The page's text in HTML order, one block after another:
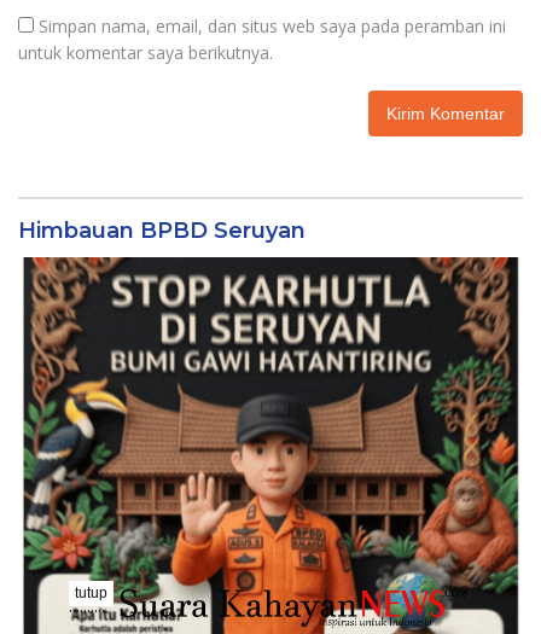
Simpan nama, email, dan situs web saya pada peramban ini
untuk komentar saya berikutnya.
Himbauan BPBD Seruyan
tutup
..........